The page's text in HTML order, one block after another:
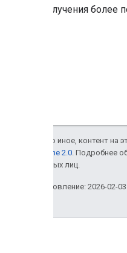
Для получения более
Если не указано иное, контент на
лицензии Apache 2.0 . Подробнее
аффилированных лиц.
Последнее обновление: 2026-02-03